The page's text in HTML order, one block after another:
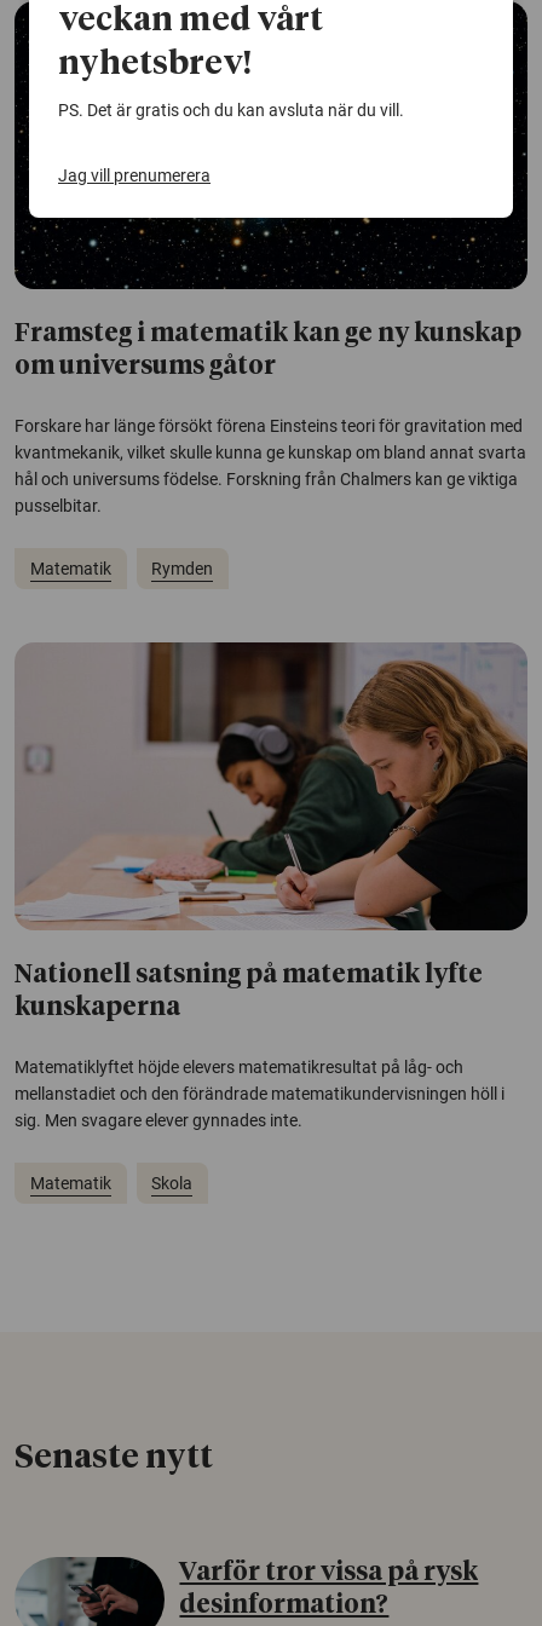
Framsteg i matematik kan ge ny kunskap
om universums gåtor
Forskare har länge försökt förena Einsteins teori för gravitation med
kvantmekanik, vilket skulle kunna ge kunskap om bland annat svarta
hål och universums födelse. Forskning från Chalmers kan ge viktiga
pusselbitar.
Matematik Rymden
Nationell satsning på matematik lyfte
kunskaperna
Matematiklyftet höjde elevers matematikresultat på låg- och
mellanstadiet och den förändrade matematikundervisningen höll i
sig. Men svagare elever gynnades inte.
Matematik Skola
Senaste nytt
Varför tror vissa på rysk
desinformation?
veckan med vårt
nyhetsbrev!
PS. Det är gratis och du kan avsluta när du vill.
Jag vill prenumerera